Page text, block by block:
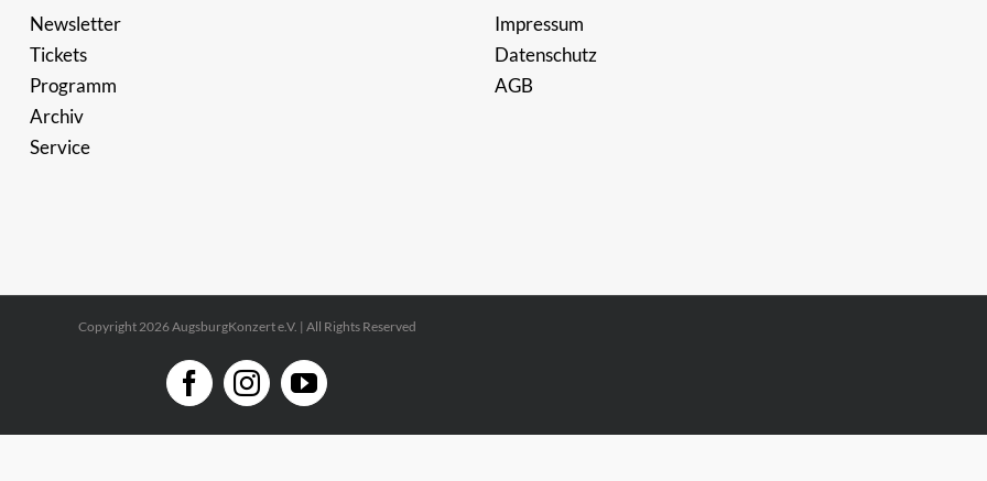
Newsletter
Tickets
Programm
Archiv
Service
Impressum
Datenschutz
AGB
Copyright 2026 AugsburgKonzert e.V. | All Rights Reserved
FacebookInstagramYouTube